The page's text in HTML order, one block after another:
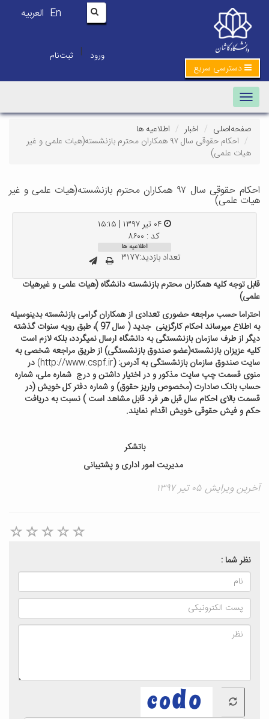
En العربیه
ورود | ثبت‌نام
دسترسی سریع
Toggle navigation
صفحه‌اصلی اخبار
اطلاعیه ها
احکام حقوقی سال ۹۷ همکاران محترم بازنشسته(هیات علمی و غیر
هیات علمی)
احکام حقوقی سال ۹۷ همکاران محترم بازنشسته(هیات علمی و غیر
هیات علمی)
کد : ۸۶۰۰
اطلاعیه ها
تعداد بازدید:۳۱۷۷
قابل توجه کلیه همکاران محترم بازنشسته دانشگاه (هیات علمی و غیرهیات
علمی)
احتراما حسب مراجعه حضوری تعدادی از همکاران گرامی بازنشسته بدینوسیله
به اطلاع میرساند احکام کارگزینی جدید ( سال 97 )، طبق رویه سنوات گذشته
دیگر از طرف سازمان بازنشستگی به دانشگاه ارسال نمیگردد، بلکه لازم است
کلیه عزیزان بازنشسته(عضو صندوق بازنشستگی) از طریق مراجعه شخصی به
سایت صندوق سازمان بازنشستگی به آدرس: (http://www.cspf.ir) در
منوی قسمت چپ سایت مذکور و در اختیار داشتن و درج شماره ملی، شماره
حساب بانک صادارت (مخصوص واریز حقوق) و شماره دفتر کل خویش (در
قسمت بالای احکام سال قبل هر فرد قابل مشاهد است ) نسبت به دریافت
حکم و فیش حقوقی خویش اقدام نمایند.
باتشکر
مدیریت امور اداری و پشتیبانی
آخرین ویرایش ۰۵ تیر ۱۳۹۷
نظر شما :